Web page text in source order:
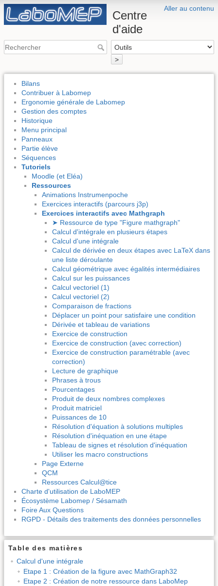
Aller au contenu
Centre
d'aide
>
Bilans
Contribuer à Labomep
Ergonomie générale de Labomep
Gestion des comptes
Historique
Menu principal
Panneaux
Partie élève
Séquences
Tutoriels
Moodle (et Eléa)
Ressources
Animations Instrumenpoche
Exercices interactifs (parcours j3p)
Exercices interactifs avec Mathgraph
➤ Ressource de type "Figure mathgraph"
Calcul d'intégrale en plusieurs étapes
Calcul d'une intégrale
Calcul de dérivée en deux étapes avec LaTeX dans
une liste déroulante
Calcul géométrique avec égalités intermédiaires
Calcul sur les puissances
Calcul vectoriel (1)
Calcul vectoriel (2)
Comparaison de fractions
Déplacer un point pour satisfaire une condition
Dérivée et tableau de variations
Exercice de construction
Exercice de construction (avec correction)
Exercice de construction paramétrable (avec
correction)
Lecture de graphique
Phrases à trous
Pourcentages
Produit de deux nombres complexes
Produit matriciel
Puissances de 10
Résolution d'équation à solutions multiples
Résolution d'inéquation en une étape
Tableau de signes et résolution d'inéquation
Utiliser les macro constructions
Page Externe
QCM
Ressources Calcul@tice
Charte d'utilisation de LaboMEP
Écosystème Labomep / Sésamath
Foire Aux Questions
RGPD - Détails des traitements des données personnelles
Table des matières
Calcul d'une intégrale
Etape 1 : Création de la figure avec MathGraph32
Etape 2 : Création de notre ressource dans LaboMep